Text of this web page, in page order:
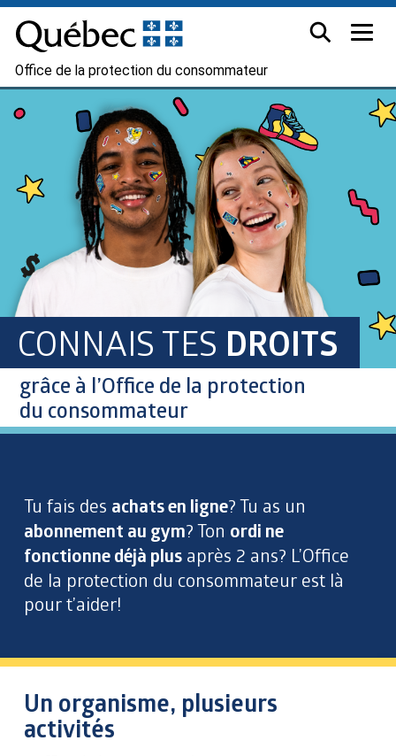
Office de la protection du consommateur
CONNAIS TES DROITS
grâce à l’Office de la protection
du consommateur
Tu fais des achats en ligne? Tu as un
abonnement au gym? Ton ordi ne
fonctionne déjà plus après 2 ans? L’Office
de la protection du consommateur est là
pour t’aider!
Un organisme, plusieurs
activités